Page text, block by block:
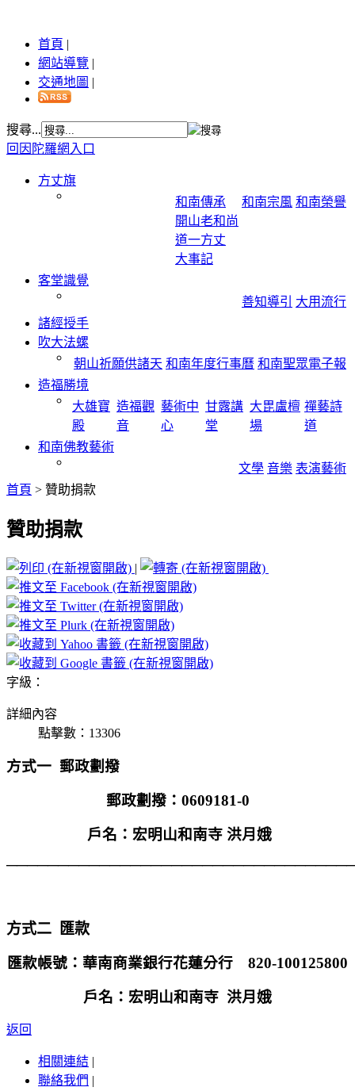
首頁 |
網站導覽 |
交通地圖 |
搜尋...
回因陀羅網入口
方丈旗
和南傳承
開山老和尚
道一方丈
大事記
和南宗風 和南榮譽
客堂識覺
善知導引
大用流行
諸經授手
吹大法螺
朝山祈願供諸天 和南年度行事曆 和南聖眾電子報
造福勝境
大雄寶
殿
造福觀
音
藝術中
心
甘露講
堂
大毘盧檀
場
禪藝詩
道
和南佛教藝術
文學 音樂 表演藝術
首頁 > 贊助捐款
贊助捐款
|
字級：
詳細內容
點擊數：13306
方式一 郵政劃撥
郵政劃撥： 0609181-0
戶名：宏明山和南寺 洪月娥
────────────────────────────────
方式二 匯款
匯款帳號： 華南商業銀行花蓮分行 820-100125800
戶名： 宏明山和南寺 洪月娥
返回
相關連結 |
聯絡我們 |